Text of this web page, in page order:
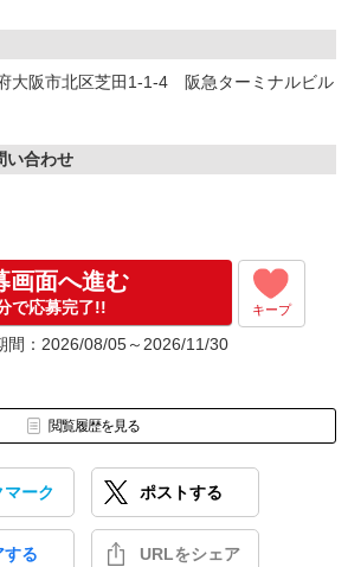
大阪市北区芝田1-1-4 阪急ターミナルビル
い合わせ
画面へ進む
で応募完了!! キープ
間：2026/08/05～2026/11/30
閲覧履歴を見る
マーク ポストする
する URLをシェア